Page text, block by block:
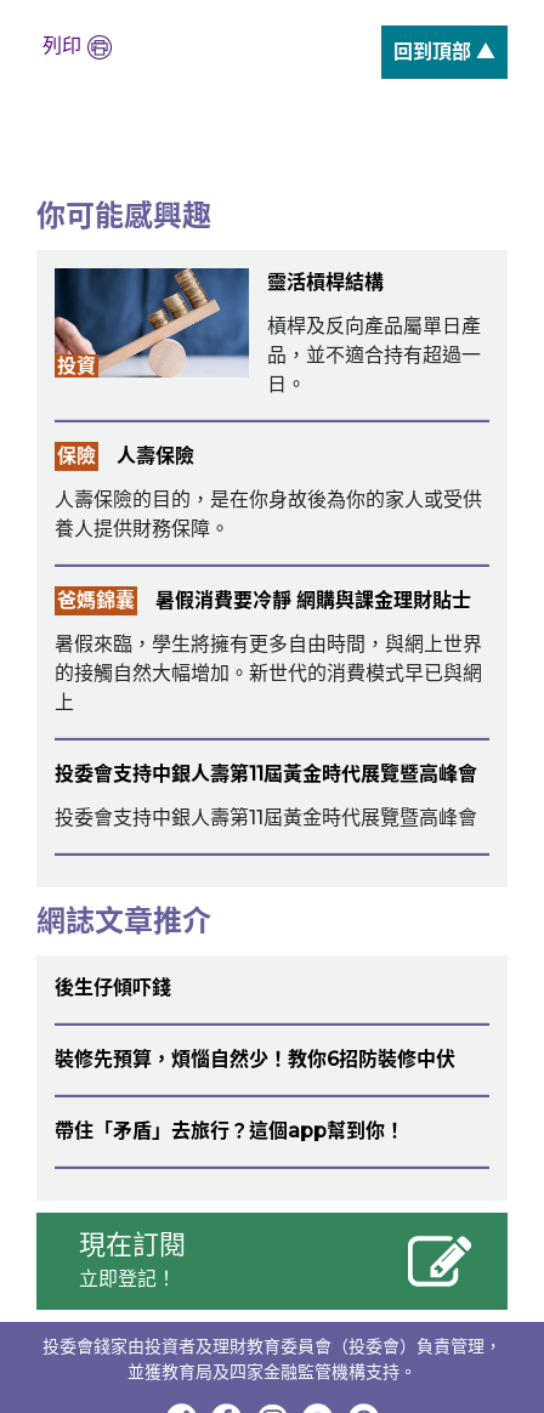
列印 回到頂部 ▲
你可能感興趣
投資
靈活槓桿結構
槓桿及反向產品屬單日產
品，並不適合持有超過一
日。
保險
人壽保險
人壽保險的目的，是在你身故後為你的家人或受供
養人提供財務保障。
爸媽錦囊
暑假消費要冷靜 網購與課金理財貼士
暑假來臨，學生將擁有更多自由時間，與網上世界
的接觸自然大幅增加。新世代的消費模式早已與網
上
投委會支持中銀人壽第11屆黃金時代展覽暨高峰會
投委會支持中銀人壽第11屆黃金時代展覽暨高峰會
網誌文章推介
後生仔傾吓錢
裝修先預算，煩惱自然少！教你6招防裝修中伏
帶住「矛盾」去旅行？這個app幫到你！
現在訂閱
立即登記！
投委會錢家由投資者及理財教育委員會（投委會）負責管理，
並獲教育局及四家金融監管機構支持。